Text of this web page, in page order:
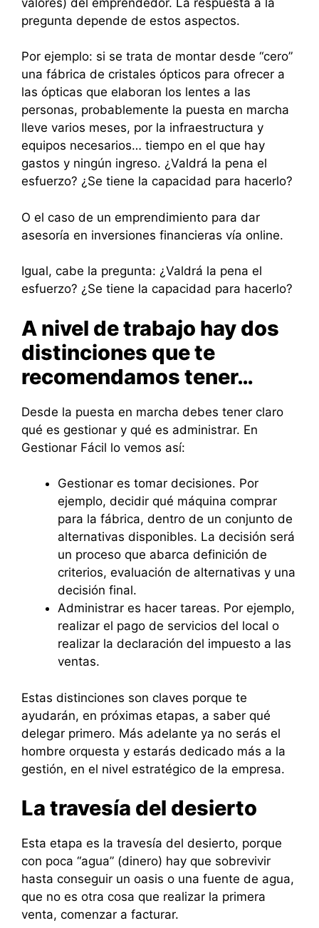
pregunta depende de estos aspectos.
Por ejemplo: si se trata de montar desde “cero”
una fábrica de cristales ópticos para ofrecer a
las ópticas que elaboran los lentes a las
personas, probablemente la puesta en marcha
lleve varios meses, por la infraestructura y
equipos necesarios… tiempo en el que hay
gastos y ningún ingreso. ¿Valdrá la pena el
esfuerzo? ¿Se tiene la capacidad para hacerlo?
O el caso de un emprendimiento para dar
asesoría en inversiones financieras vía online.
Igual, cabe la pregunta: ¿Valdrá la pena el
esfuerzo? ¿Se tiene la capacidad para hacerlo?
A nivel de trabajo hay dos
distinciones que te
recomendamos tener…
Desde la puesta en marcha debes tener claro
qué es gestionar y qué es administrar. En
Gestionar Fácil lo vemos así:
Gestionar es tomar decisiones. Por
ejemplo, decidir qué máquina comprar
para la fábrica, dentro de un conjunto de
alternativas disponibles. La decisión será
un proceso que abarca definición de
criterios, evaluación de alternativas y una
decisión final.
Administrar es hacer tareas. Por ejemplo,
realizar el pago de servicios del local o
realizar la declaración del impuesto a las
ventas.
Estas distinciones son claves porque te
ayudarán, en próximas etapas, a saber qué
delegar primero. Más adelante ya no serás el
hombre orquesta y estarás dedicado más a la
gestión, en el nivel estratégico de la empresa.
La travesía del desierto
Esta etapa es la travesía del desierto, porque
con poca “agua” (dinero) hay que sobrevivir
hasta conseguir un oasis o una fuente de agua,
que no es otra cosa que realizar la primera
venta, comenzar a facturar.